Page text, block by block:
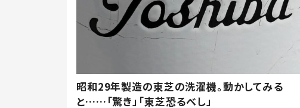
昭和29年製造の東芝の洗濯機。動かしてみる
と……「驚き」「東芝恐るべし」